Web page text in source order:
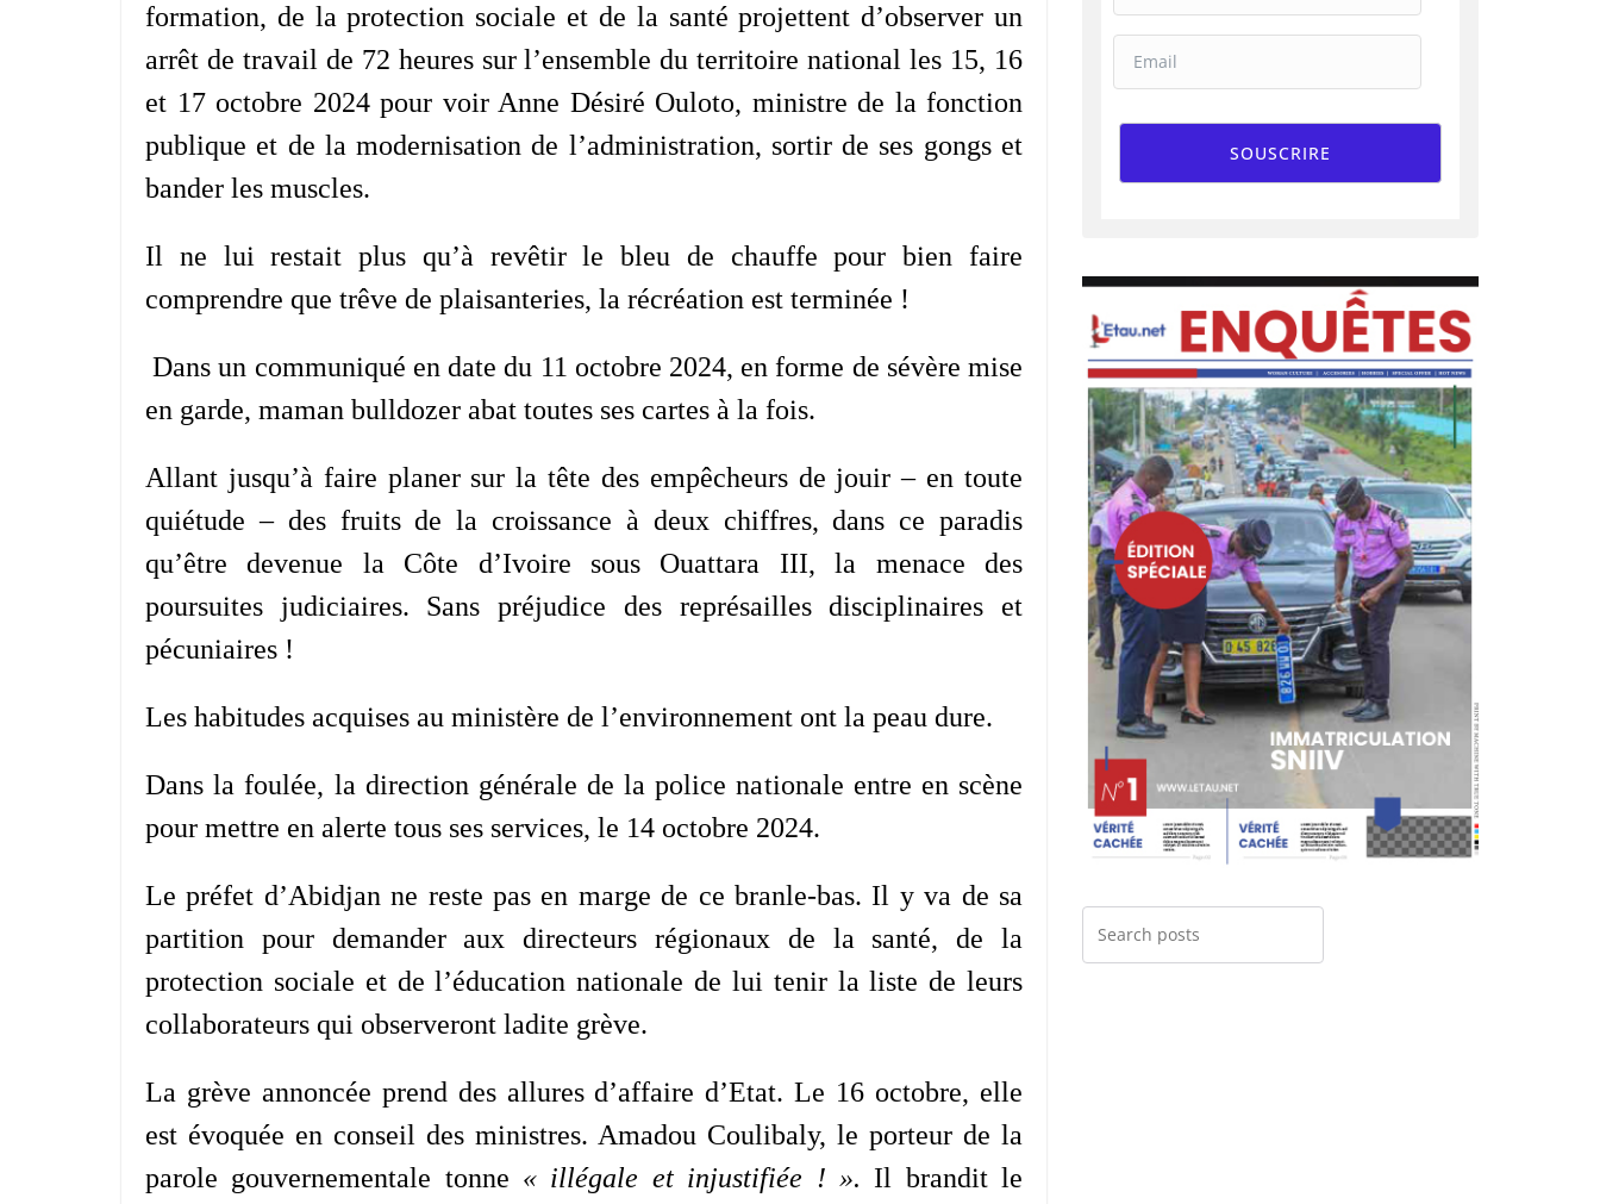
formation, de la protection sociale et de la santé projettent d’observer un
arrêt de travail de 72 heures sur l’ensemble du territoire national les 15, 16
et 17 octobre 2024 pour voir Anne Désiré Ouloto, ministre de la fonction
publique et de la modernisation de l’administration, sortir de ses gongs et
bander les muscles.
Il ne lui restait plus qu’à revêtir le bleu de chauffe pour bien faire
comprendre que trêve de plaisanteries, la récréation est terminée !
Dans un communiqué en date du 11 octobre 2024, en forme de sévère mise
en garde, maman bulldozer abat toutes ses cartes à la fois.
Allant jusqu’à faire planer sur la tête des empêcheurs de jouir – en toute
quiétude – des fruits de la croissance à deux chiffres, dans ce paradis
qu’être devenue la Côte d’Ivoire sous Ouattara III, la menace des
poursuites judiciaires. Sans préjudice des représailles disciplinaires et
pécuniaires !
Les habitudes acquises au ministère de l’environnement ont la peau dure.
Dans la foulée, la direction générale de la police nationale entre en scène
pour mettre en alerte tous ses services, le 14 octobre 2024.
Le préfet d’Abidjan ne reste pas en marge de ce branle-bas. Il y va de sa
partition pour demander aux directeurs régionaux de la santé, de la
protection sociale et de l’éducation nationale de lui tenir la liste de leurs
collaborateurs qui observeront ladite grève.
La grève annoncée prend des allures d’affaire d’Etat. Le 16 octobre, elle
est évoquée en conseil des ministres. Amadou Coulibaly, le porteur de la
parole gouvernementale tonne « illégale et injustifiée ! ». Il brandit le
SOUSCRIRE